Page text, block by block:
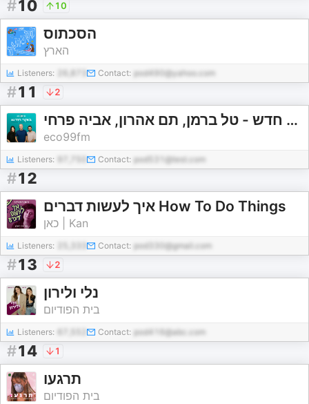
#10 10
הסכתוס
הארץ
Listeners: Contact: pod490@yahoo.com
#11 2
בוקר חדש - טל ברמן, תם אהרון, אביה פרחי
eco99fm
Listeners: Contact: pod531@test.com
#12
איך לעשות דברים How To Do Things
כאן | Kan
Listeners: Contact: pod330@gmail.com
#13 2
נלי ולירון
בית הפודיום
Listeners: Contact: pod416@abc.com
#14 1
תרגעו
בית הפודיום